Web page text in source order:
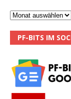
PF-BITS IM